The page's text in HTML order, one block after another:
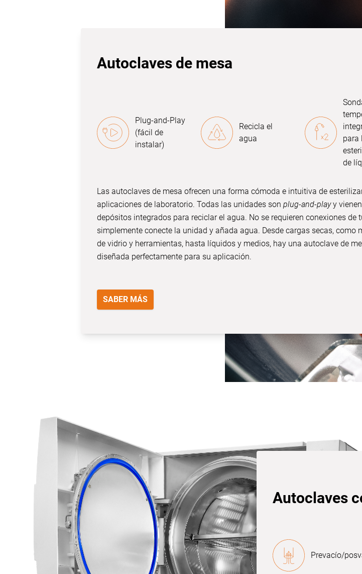
Autoclaves de mesa
Plug-and-Play
(fácil de
instalar)
Recicla el
agua
para
de
Las autoclaves de mesa ofrecen una forma cómoda e intuitiva de
aplicaciones de laboratorio. Todas las unidades sonplug-and-playy
depósitos integrados para reciclar el agua. No se requieren conexiones de
simplemente conecte la unidad y añada agua. Desde cargas secas, como
de vidrio y herramientas, hasta líquidos y medios, hay una autoclave de
diseñada perfectamente para su aplicación.
SABER MÁS
Autoclaves
Prevacío/